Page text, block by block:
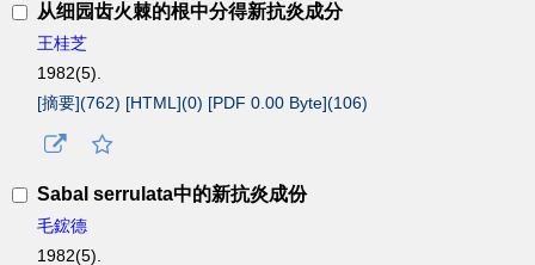
从细园齿火棘的根中分得新抗炎成分
王桂芝
1982(5).
[摘要](762) [HTML](0) [PDF 0.00 Byte](106)
Sabal serrulata中的新抗炎成份
毛鋐德
1982(5).